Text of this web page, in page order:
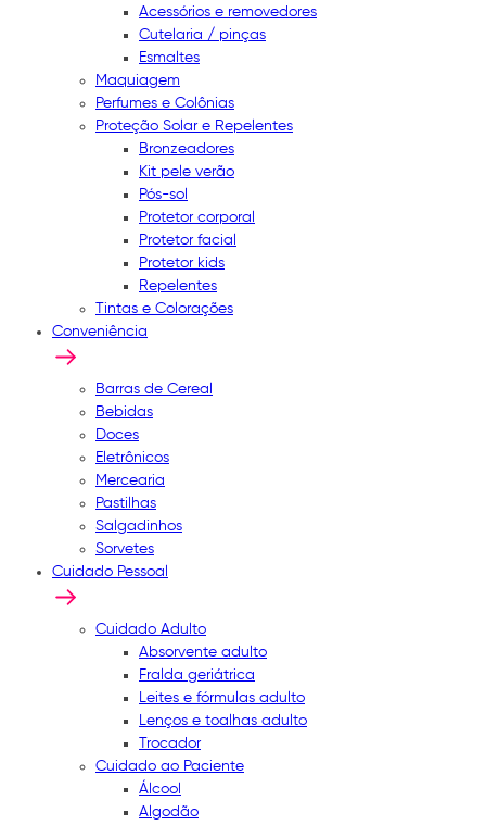
Acessórios e removedores
Cutelaria / pinças
Esmaltes
Maquiagem
Perfumes e Colônias
Proteção Solar e Repelentes
Bronzeadores
Kit pele verão
Pós-sol
Protetor corporal
Protetor facial
Protetor kids
Repelentes
Tintas e Colorações
Conveniência
Barras de Cereal
Bebidas
Doces
Eletrônicos
Mercearia
Pastilhas
Salgadinhos
Sorvetes
Cuidado Pessoal
Cuidado Adulto
Absorvente adulto
Fralda geriátrica
Leites e fórmulas adulto
Lenços e toalhas adulto
Trocador
Cuidado ao Paciente
Álcool
Algodão